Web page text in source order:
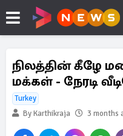
நிலத்தின் கீழே
மக்கள் - நேரடி
Turkey
By Karthikraja
3 months